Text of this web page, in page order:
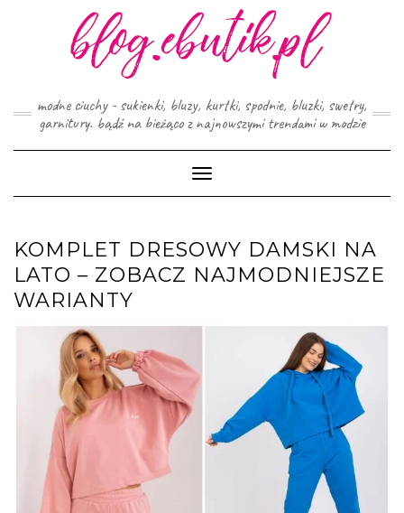
modne ciuchy - sukienki, bluzy, kurtki, spodnie, bluzki, swetry,
garnitury. bądź na bieżąco z najnowszymi trendami w modzie
Toggle
Navigation
KOMPLET DRESOWY DAMSKI NA
LATO – ZOBACZ NAJMODNIEJSZE
WARIANTY